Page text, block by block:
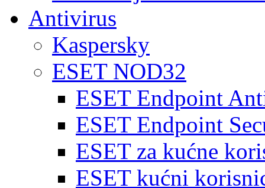
Antivirus
Kaspersky
ESET NOD32
ESET Endpoint
ESET Endpoint
ESET za kućne
ESET kućni